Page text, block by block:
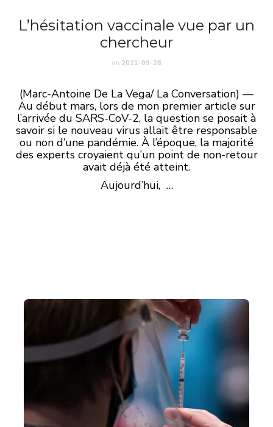
L’hésitation vaccinale vue par un
chercheur
on 2021-09-28
(Marc-Antoine De La Vega/ La Conversation) —
Au début mars, lors de mon premier article sur
l’arrivée du SARS-CoV-2, la question se posait à
savoir si le nouveau virus allait être responsable
ou non d’une pandémie. À l’époque, la majorité
des experts croyaient qu’un point de non-retour
avait déjà été atteint.
Aujourd’hui, …